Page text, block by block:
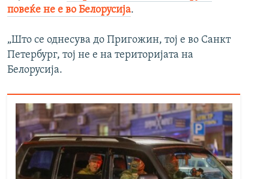
повеќе не е во Белорусија.
„Што се однесува до Пригожин, тој е во Санкт
Петербург, тој не е на територијата на
Белорусија.